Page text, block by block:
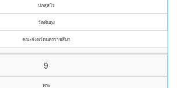
ปภสฺสโร
วัดพันดุง
คณะจังหวัดนครราชสีมา
9
พระ